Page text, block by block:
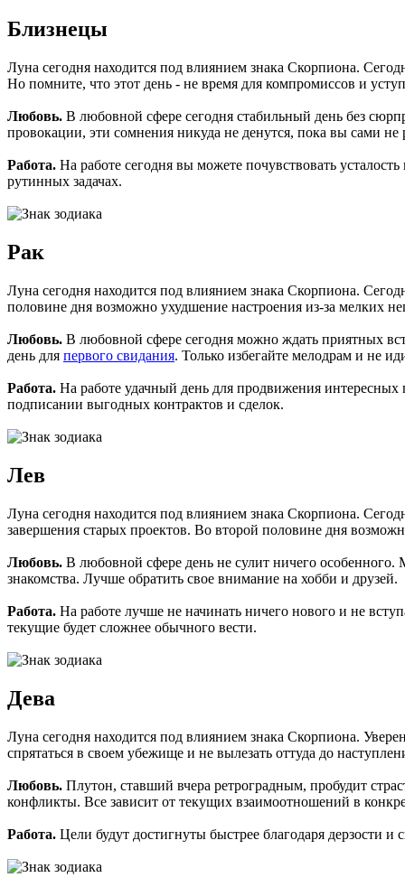
Близнецы
Луна сегодня находится под влиянием знака Скорпиона.
Но помните, что этот день - не время для компромиссов и
Любовь. В любовной сфере сегодня стабильный день без
провокации, эти сомнения никуда не денутся, пока вы сами не
Работа. На работе сегодня вы можете почувствовать
рутинных задачах.
Рак
Луна сегодня находится под влиянием знака Скорпиона.
половине дня возможно ухудшение настроения из-за мелких
Любовь. В любовной сфере сегодня можно ждать приятных
день для первого свидания. Только избегайте мелодрам и не
Работа. На работе удачный день для продвижения
подписании выгодных контрактов и сделок.
Лев
Луна сегодня находится под влиянием знака Скорпиона.
завершения старых проектов. Во второй половине дня
Любовь. В любовной сфере день не сулит ничего
знакомства. Лучше обратить свое внимание на хобби и друзей.
Работа. На работе лучше не начинать ничего нового и не
текущие будет сложнее обычного вести.
Дева
Луна сегодня находится под влиянием знака Скорпиона.
спрятаться в своем убежище и не вылезать оттуда до
Любовь. Плутон, ставший вчера ретроградным, пробудит
конфликты. Все зависит от текущих взаимоотношений в
Работа. Цели будут достигнуты быстрее благодаря дерзости и